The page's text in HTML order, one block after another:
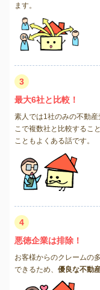
ます。
3
最大6社と比較！
素人では1社のみの不動
こで複数社と比較するこ
こともよくある話です。
4
悪徳企業は排除！
お客様からのクレームの
できるため、 優良な不動